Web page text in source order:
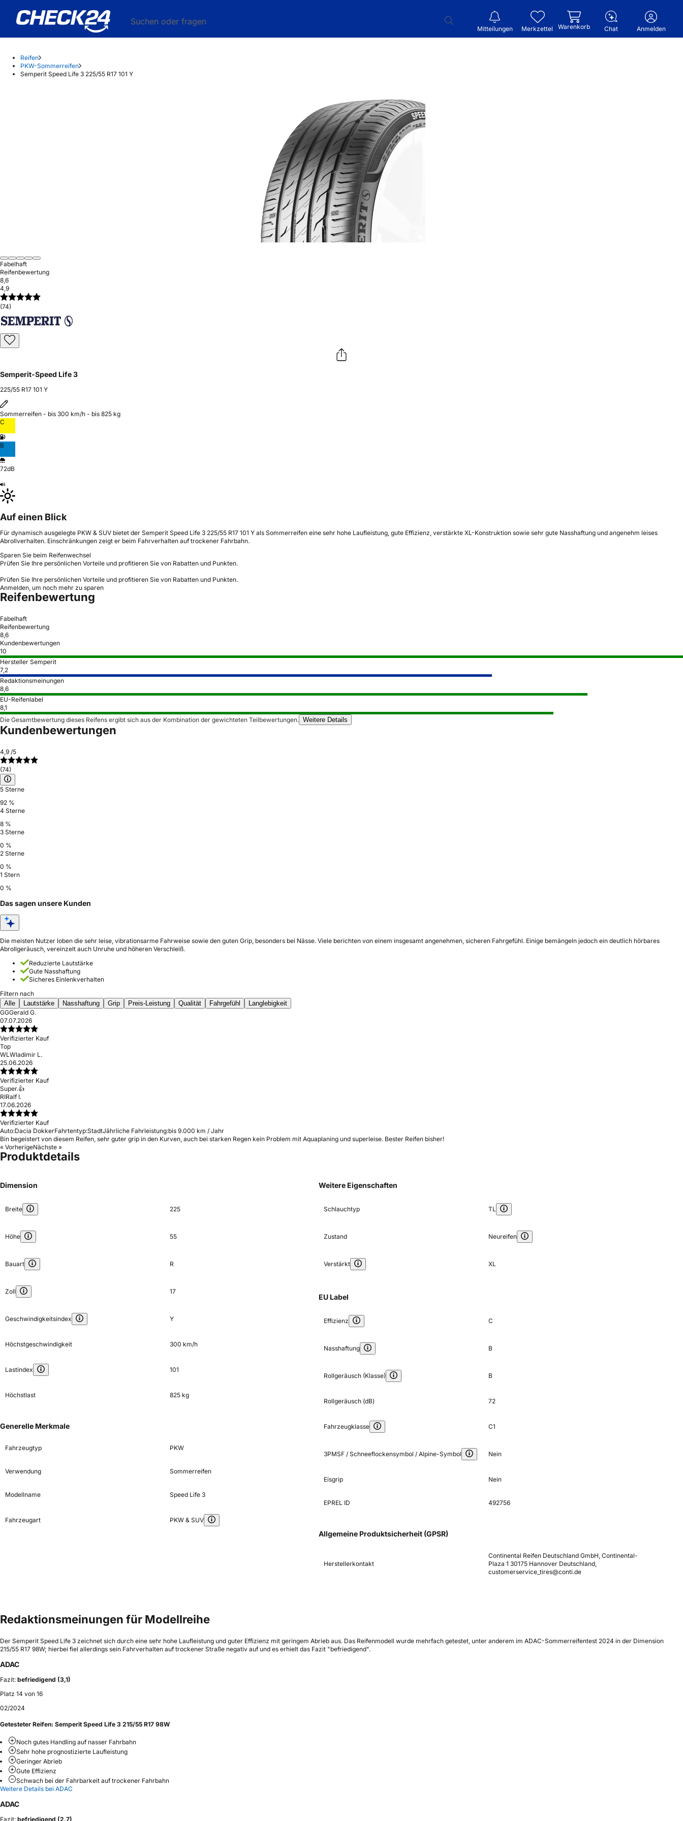
Suchen oder fragen
Mitteilungen Merkzettel Warenkorb Chat Anmelden
Reifen
PKW-Sommerreifen
Semperit Speed Life 3 225/55 R17 101 Y
Fabelhaft
Reifenbewertung
8,6
4,9
(74)
Semperit-Speed Life 3
225/55 R17 101 Y
Sommerreifen - bis 300 km/h - bis 825 kg
C
B
72dB
Auf einen Blick
Für dynamisch ausgelegte PKW & SUV bietet der Semperit Speed Life 3 225/55 R17 101 Y als Sommerreifen eine sehr hohe Laufleistung, gute Effizienz, verstärkte XL-Konstruktion sowie sehr gute Nasshaftung und angenehm leises
Abrollverhalten. Einschränkungen zeigt er beim Fahrverhalten auf trockener Fahrbahn.
Sparen Sie beim Reifenwechsel
Prüfen Sie Ihre persönlichen Vorteile und profitieren Sie von Rabatten und Punkten.
Prüfen Sie Ihre persönlichen Vorteile und profitieren Sie von Rabatten und Punkten.
Anmelden, um noch mehr zu sparen
Reifenbewertung
Fabelhaft
Reifenbewertung
8,6
Kundenbewertungen
10
Hersteller Semperit
7,2
Redaktionsmeinungen
8,6
EU-Reifenlabel
8,1
Die Gesamtbewertung dieses Reifens ergibt sich aus der Kombination der gewichteten Teilbewertungen. Weitere Details
Kundenbewertungen
4,9 /5
(74)
5 Sterne
92 %
4 Sterne
8 %
3 Sterne
0 %
2 Sterne
0 %
1 Stern
0 %
Das sagen unsere Kunden
Die meisten Nutzer loben die sehr leise, vibrationsarme Fahrweise sowie den guten Grip, besonders bei Nässe. Viele berichten von einem insgesamt angenehmen, sicheren Fahrgefühl. Einige bemängeln jedoch ein deutlich hörbares
Abrollgeräusch, vereinzelt auch Unruhe und höheren Verschleiß.
Reduzierte Lautstärke
Gute Nasshaftung
Sicheres Einlenkverhalten
Filtern nach
Alle
Lautstärke Nasshaftung Grip Preis-Leistung Qualität Fahrgefühl
Langlebigkeit
GGGerald G.
07.07.2026
Verifizierter Kauf
Top
WLWladimir L.
25.06.2026
Verifizierter Kauf
Super.👍
RIRalf I.
17.06.2026
Verifizierter Kauf
Auto:Dacia DokkerFahrtentyp:StadtJährliche Fahrleistung:bis 9.000 km / Jahr
Bin begeistert von diesem Reifen, sehr guter grip in den Kurven, auch bei starken Regen kein Problem mit Aquaplaning und superleise. Bester Reifen bisher!
« VorherigeNächste »
Produktdetails
Dimension
Breite 225
Höhe 55
Bauart R
Zoll 17
Geschwindigkeitsindex Y
Höchstgeschwindigkeit 300 km/h
Lastindex 101
Höchstlast 825 kg
Generelle Merkmale
Fahrzeugtyp PKW
Verwendung Sommerreifen
Modellname Speed Life 3
Fahrzeugart PKW & SUV
Weitere Eigenschaften
Schlauchtyp TL
Zustand Neureifen
Verstärkt XL
EU Label
Effizienz C
Nasshaftung B
Rollgeräusch (Klasse) B
Rollgeräusch (dB) 72
Fahrzeugklasse C1
3PMSF / Schneeflockensymbol / Alpine-Symbol Nein
Eisgrip Nein
EPREL ID 492756
Allgemeine Produktsicherheit (GPSR)
Herstellerkontakt
Continental Reifen Deutschland GmbH, Continental-
Plaza 1 30175 Hannover Deutschland,
customerservice_tires@conti.de
Redaktionsmeinungen für Modellreihe
Der Semperit Speed Life 3 zeichnet sich durch eine sehr hohe Laufleistung und guter Effizienz mit geringem Abrieb aus. Das Reifenmodell wurde mehrfach getestet, unter anderem im ADAC-Sommerreifentest 2024 in der Dimension
215/55 R17 98W; hierbei fiel allerdings sein Fahrverhalten auf trockener Straße negativ auf und es erhielt das Fazit "befriedigend".
ADAC
Fazit: befriedigend (3,1)
Platz 14 von 16
02/2024
Getesteter Reifen: Semperit Speed Life 3 215/55 R17 98W
Noch gutes Handling auf nasser Fahrbahn
Sehr hohe prognostizierte Laufleistung
Geringer Abrieb
Gute Effizienz
Schwach bei der Fahrbarkeit auf trockener Fahrbahn
Weitere Details bei ADAC
ADAC
Fazit: befriedigend (2,7)